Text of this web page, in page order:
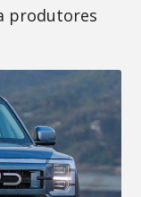
produtores